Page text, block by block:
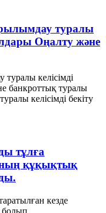
туралы
Оңалту және
келісімді
банкроттық туралы
келісімді бекіту
тұлға
құқықтық
кезде
болып